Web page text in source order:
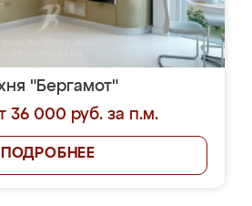
"Бергамот"
36 000 руб. за п.м.
ПОДРОБНЕЕ